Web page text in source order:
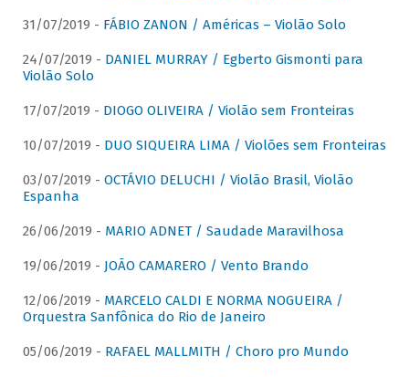
31/07/2019 - FÁBIO ZANON / Américas – Violão Solo
24/07/2019 - DANIEL MURRAY / Egberto Gismonti para
Violão Solo
17/07/2019 - DIOGO OLIVEIRA / Violão sem Fronteiras
10/07/2019 - DUO SIQUEIRA LIMA / Violões sem Fronteiras
03/07/2019 - OCTÁVIO DELUCHI / Violão Brasil, Violão
Espanha
26/06/2019 - MARIO ADNET / Saudade Maravilhosa
19/06/2019 - JOÃO CAMARERO / Vento Brando
12/06/2019 - MARCELO CALDI E NORMA NOGUEIRA /
Orquestra Sanfônica do Rio de Janeiro
05/06/2019 - RAFAEL MALLMITH / Choro pro Mundo